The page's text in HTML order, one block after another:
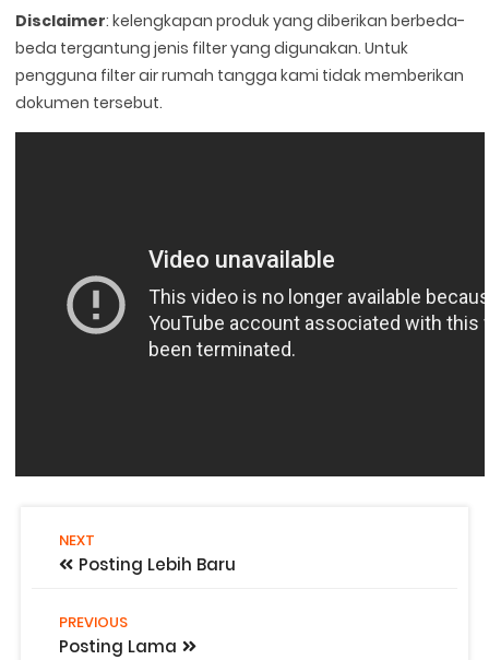
Disclaimer: kelengkapan produk yang diberikan berbeda-
beda tergantung jenis filter yang digunakan. Untuk
pengguna filter air rumah tangga kami tidak memberikan
dokumen tersebut.
NEXT
Posting Lebih Baru
PREVIOUS
Posting Lama